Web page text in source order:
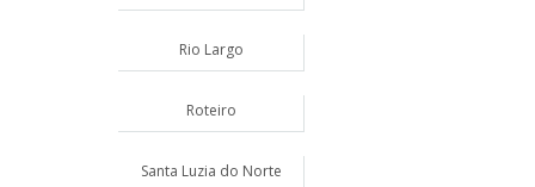
Rio Largo
Roteiro
Santa Luzia do Norte